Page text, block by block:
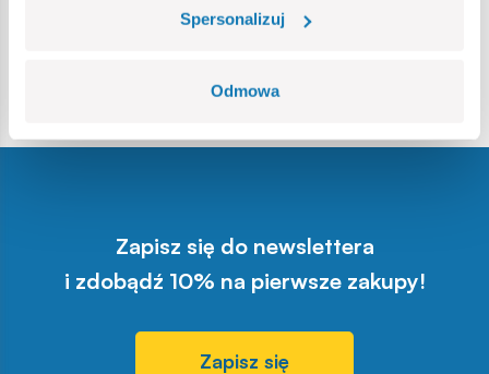
Spersonalizuj
Odmowa
Zapisz się do newslettera
i zdobądź 10% na pierwsze zakupy!
Zapisz się